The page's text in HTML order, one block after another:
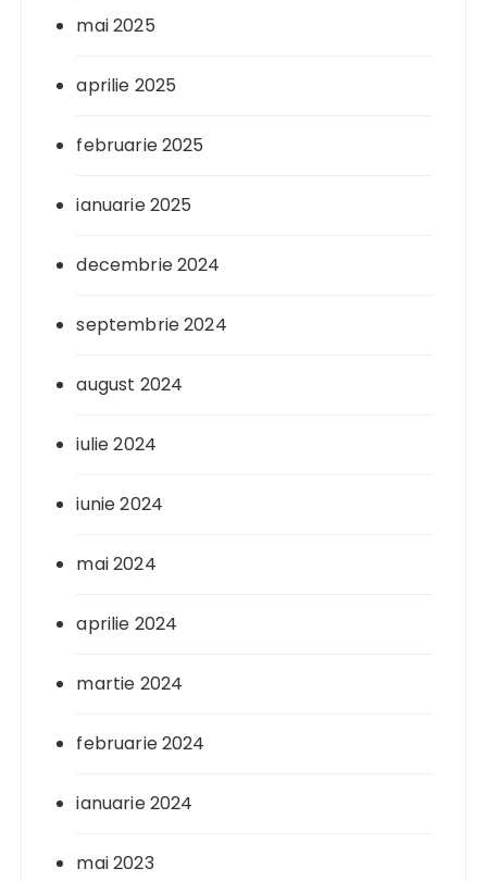
mai 2025
aprilie 2025
februarie 2025
ianuarie 2025
decembrie 2024
septembrie 2024
august 2024
iulie 2024
iunie 2024
mai 2024
aprilie 2024
martie 2024
februarie 2024
ianuarie 2024
mai 2023